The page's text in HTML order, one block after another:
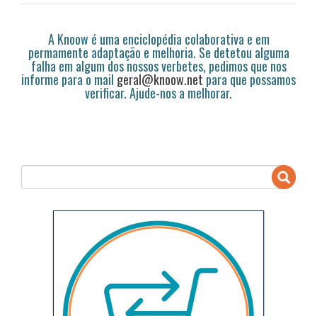
A Knoow é uma enciclopédia colaborativa e em
permamente adaptação e melhoria. Se detetou alguma
falha em algum dos nossos verbetes, pedimos que nos
informe para o mail geral@knoow.netpara que possamos
verificar. Ajude-nos a melhorar.